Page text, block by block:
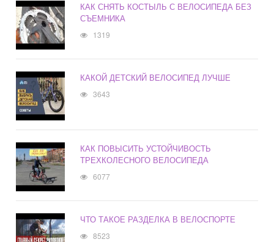
КАК СНЯТЬ КОСТЫЛЬ С ВЕЛОСИПЕДА БЕЗ
СЪЕМНИКА
1319
КАКОЙ ДЕТСКИЙ ВЕЛОСИПЕД ЛУЧШЕ
3643
КАК ПОВЫСИТЬ УСТОЙЧИВОСТЬ
ТРЕХКОЛЕСНОГО ВЕЛОСИПЕДА
6077
ЧТО ТАКОЕ РАЗДЕЛКА В ВЕЛОСПОРТЕ
8523